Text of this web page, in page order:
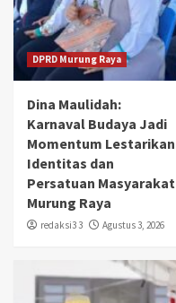
DPRD Murung Raya
Dina Maulidah:
Karnaval Budaya Jadi
Momentum Lestarikan
Identitas dan
Persatuan Masyarakat
Murung Raya
redaksi3 3 Agustus 3, 2026